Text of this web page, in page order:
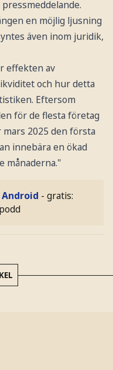
en möjlig ljusning
även inom juridik,
effekten av
och hur detta
Eftersom
för de flesta företag
2025 den första
innebära en ökad
månaderna."
Android - gratis: